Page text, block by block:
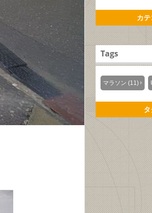
カ
Tags
マラソン (11)